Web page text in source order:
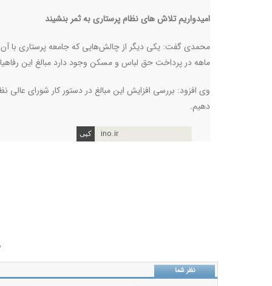
امیدواریم تلاش های نظام پرستاری به ثمر بنشیند
محمدی گفت: یکی دیگر از چالش‌هایی که جامعه پرستاری با
ماهه در پرداخت حق لباس و مسکن وجود دارد مبالغ این رفاهیات نیز بسیار کم است و صرفا
وی افزود: بررسی افزایش این مبالغ در دستور کار شورای عالی
دهیم.
ino.ir
نظر شما